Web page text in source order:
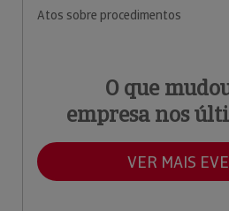
Atos sobre procedimentos
O que
empresa nos
VER MAIS